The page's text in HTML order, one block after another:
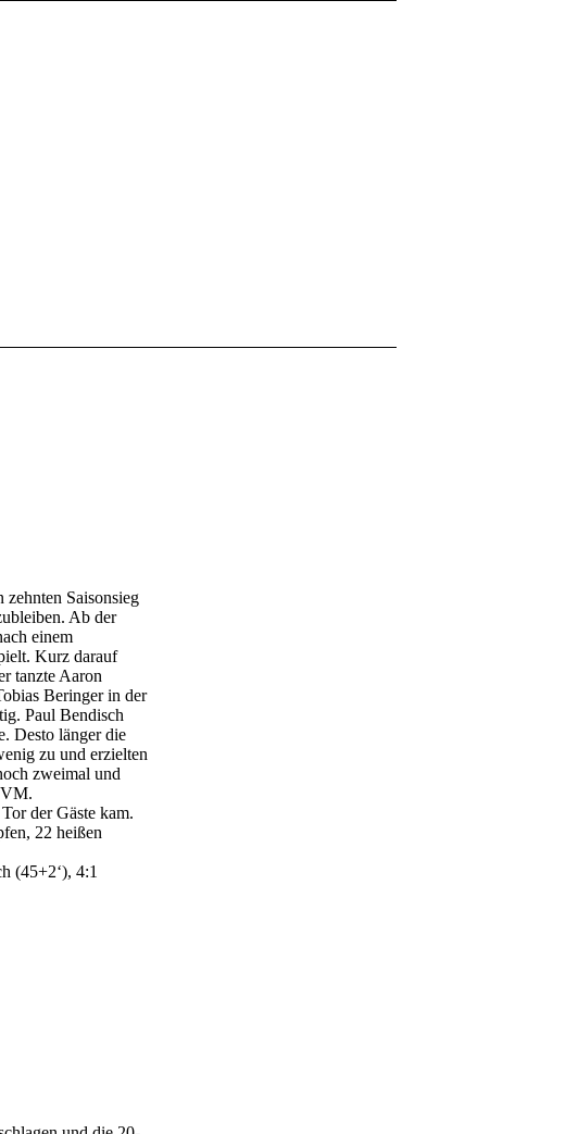
Saisonsieg
Ab der
einem
Kurz darauf
tanzte Aaron
Beringer in der
Paul Bendisch
Desto länger die
zu und erzielten
zweimal und
der Gäste kam.
22 heißen
(45+2‘), 4:1